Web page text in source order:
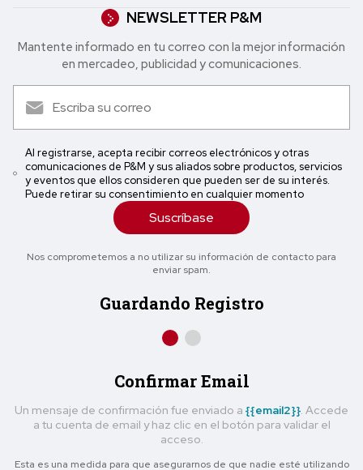
NEWSLETTER P&M
Mantente informado en tu correo con la mejor in formación
en mercadeo, publicidad y comunicaciones.
Al registrarse, acepta recibir correos electrónicos y otras
comunicaciones de P&M y sus aliados sobre productos, servicios
y eventos que ellos consideren que pueden ser de su interés.
Puede retirar su consentimiento en cualquier momento
Suscríbase
Nos comprometemos a no utilizar su información de contacto para
enviar spam.
Guardando Registro
Confirmar Email
Un mensaje de confirmación fue enviado a {{email2}}. Accede
a tu cuenta de email y haz clic en el botón para validar el
acceso.
Esta es una medida para que asegurarnos de que nadie esté utilizando